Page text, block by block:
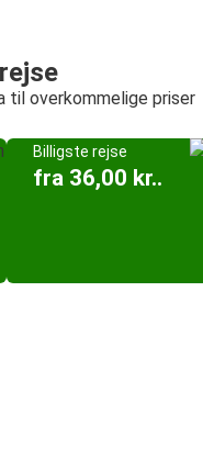
til overkommelige priser
Billigste rejse
fra 36,00 kr..